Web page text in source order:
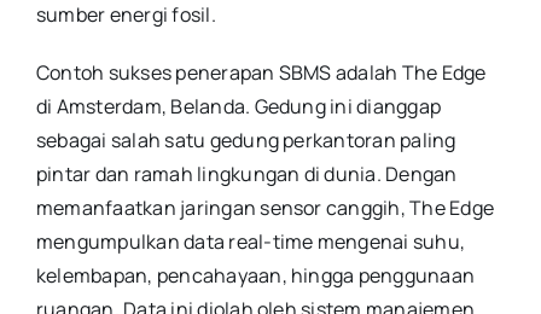
sumber energi fosil.
Contoh sukses penerapan SBMS adalah The Edge
di Amsterdam, Belanda. Gedung ini dianggap
sebagai salah satu gedung perkantoran paling
pintar dan ramah lingkungan di dunia. Dengan
memanfaatkan jaringan sensor canggih, The Edge
mengumpulkan data real-time mengenai suhu,
kelembapan, pencahayaan, hingga penggunaan